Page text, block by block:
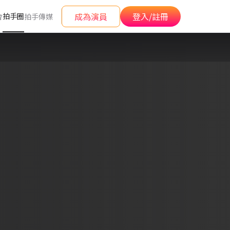
拍手圈拍手傳媒 成為演員 登入/註冊